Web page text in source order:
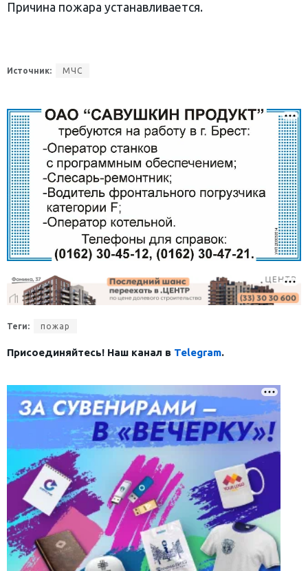
Причина пожара устанавливается.
Источник: МЧС
Теги: пожар
Присоединяйтесь! Наш канал в Telegram.